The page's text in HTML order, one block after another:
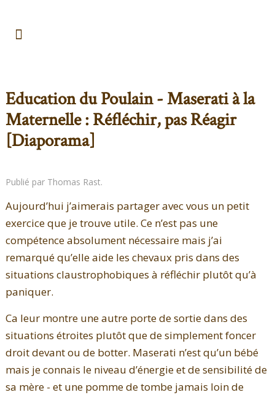
Education du Poulain - Maserati à la
Maternelle : Réfléchir, pas Réagir
[Diaporama]
Publié par Thomas Rast.
Aujourd’hui j’aimerais partager avec vous un petit
exercice que je trouve utile. Ce n’est pas une
compétence absolument nécessaire mais j’ai
remarqué qu’elle aide les chevaux pris dans des
situations claustrophobiques à réfléchir plutôt qu’à
paniquer.
Ca leur montre une autre porte de sortie dans des
situations étroites plutôt que de simplement foncer
droit devant ou de botter. Maserati n’est qu’un bébé
mais je connais le niveau d’énergie et de sensibilité de
sa mère - et une pomme de tombe jamais loin de